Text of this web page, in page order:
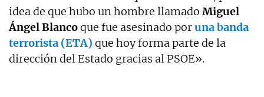
idea de que hubo un hombre llamado Miguel
Ángel Blancoque fue asesinado poruna banda
terrorista (ETA) que hoy forma parte de la
dirección del Estado gracias al PSOE».